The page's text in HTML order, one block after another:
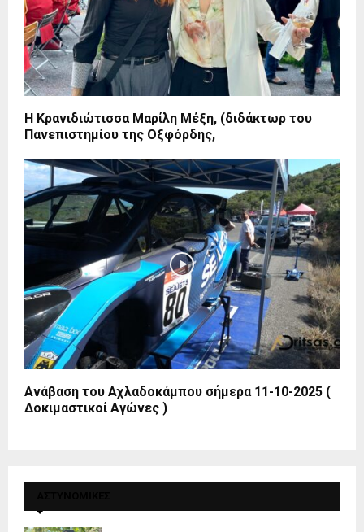
Η Κρανιδιώτισσα Μαρίλη Μέξη, (διδάκτωρ του
Πανεπιστημίου της Οξφόρδης,
Ανάβαση του Αχλαδοκάμπου σήμερα 11-10-2025 (
Δοκιμαστικοί Αγώνες )